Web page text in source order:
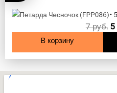
•
7руб. 5
В корзину